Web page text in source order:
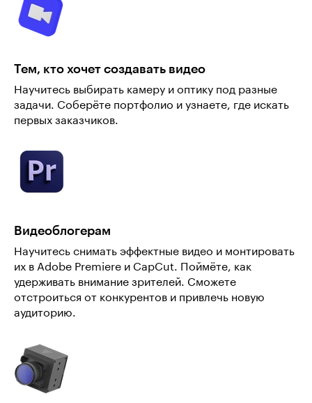
Тем, кто хочет создавать видео
Научитесь выбирать камеру и оптику под разные
задачи. Соберёте портфолио и узнаете, где искать
первых заказчиков.
Видеоблогерам
Научитесь снимать эффектные видео и монтировать
их в Adobe Premiere и CapCut. Поймёте, как
удерживать внимание зрителей. Сможете
отстроиться от конкурентов и привлечь новую
аудиторию.